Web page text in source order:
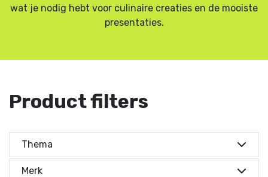
wat je nodig hebt voor culinaire creaties en de mooiste
presentaties.
Product filters
Thema
Merk